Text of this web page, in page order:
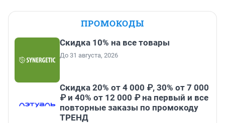
ПРОМОКОДЫ
Скидка 10% на все товары
До 31 августа, 2026
Скидка 20% от 4 000 ₽, 30% от 7 000
₽ и 40% от 12 000 ₽ на первый и все
повторные заказы по промокоду
ТРЕНД